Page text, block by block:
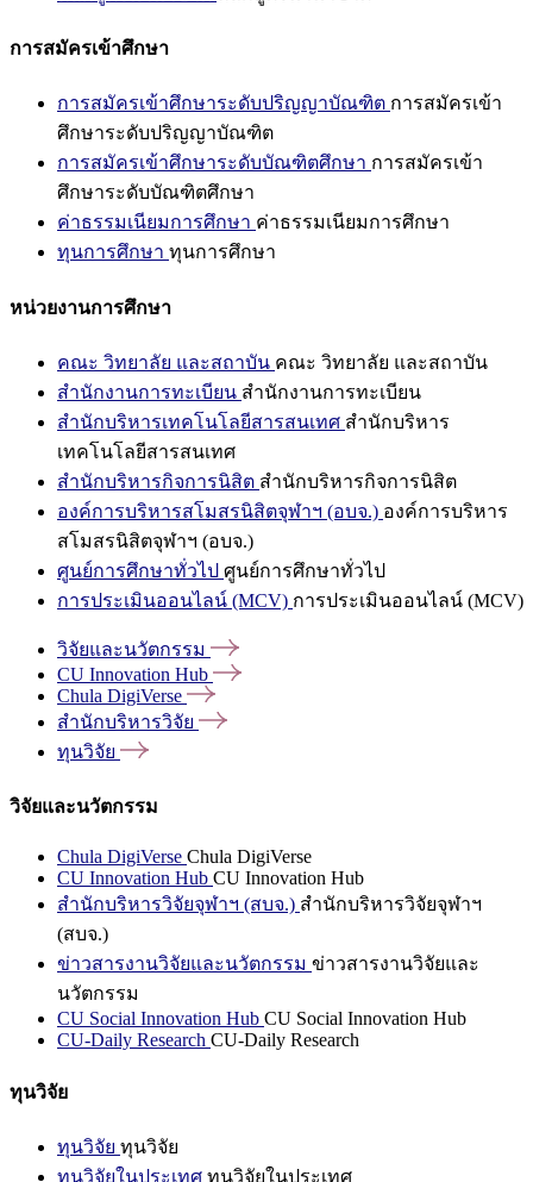
การสมัครเข้าศึกษา
การสมัครเข้าศึกษาระดับปริญญาบัณฑิต การสมัครเข้า
ศึกษาระดับปริญญาบัณฑิต
การสมัครเข้าศึกษาระดับบัณฑิตศึกษา การสมัครเข้า
ศึกษาระดับบัณฑิตศึกษา
ค่าธรรมเนียมการศึกษา ค่าธรรมเนียมการศึกษา
ทุนการศึกษา ทุนการศึกษา
หน่วยงานการศึกษา
คณะ วิทยาลัย และสถาบัน คณะ วิทยาลัย และสถาบัน
สำนักงานการทะเบียน สำนักงานการทะเบียน
สำนักบริหารเทคโนโลยีสารสนเทศ สำนักบริหาร
เทคโนโลยีสารสนเทศ
สำนักบริหารกิจการนิสิต สำนักบริหารกิจการนิสิต
องค์การบริหารสโมสรนิสิตจุฬาฯ (อบจ.) องค์การบริหาร
สโมสรนิสิตจุฬาฯ (อบจ.)
ศูนย์การศึกษาทั่วไป ศูนย์การศึกษาทั่วไป
การประเมินออนไลน์ (MCV) การประเมินออนไลน์ (MCV)
วิจัยและนวัตกรรม
CU Innovation Hub
Chula DigiVerse
สำนักบริหารวิจัย
ทุนวิจัย
วิจัยและนวัตกรรม
Chula DigiVerse Chula DigiVerse
CU Innovation Hub CU Innovation Hub
สำนักบริหารวิจัยจุฬาฯ (สบจ.) สำนักบริหารวิจัยจุฬาฯ
(สบจ.)
ข่าวสารงานวิจัยและนวัตกรรม ข่าวสารงานวิจัยและ
นวัตกรรม
CU Social Innovation Hub CU Social Innovation Hub
CU-Daily Research CU-Daily Research
ทุนวิจัย
ทุนวิจัย ทุนวิจัย
ทุนวิจัยในประเทศ ทุนวิจัยในประเทศ